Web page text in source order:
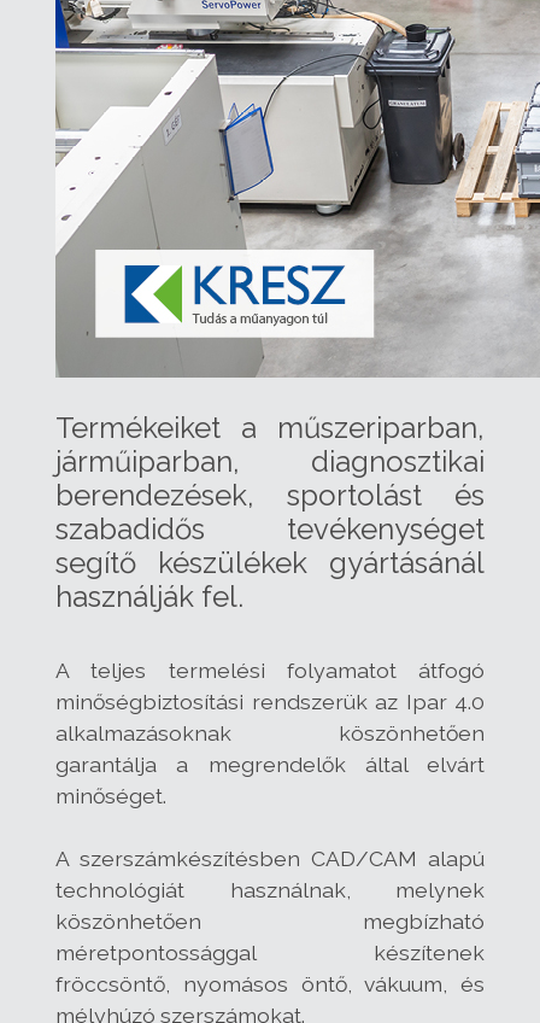
Termékeiket a műszeriparban,
járműiparban, diagnosztikai
berendezések, sportolást és
szabadidős tevékenységet
segítő készülékek gyártásánál
használják fel.
A teljes termelési folyamatot átfogó
minőségbiztosítási rendszerük az Ipar 4.0
alkalmazásoknak köszönhetően
garantálja a megrendelők által elvárt
minőséget.
A szerszámkészítésben CAD/CAM alapú
technológiát használnak, melynek
köszönhetően megbízható
méretpontossággal készítenek
fröccsöntő, nyomásos öntő, vákuum, és
mélyhúzó szerszámokat.